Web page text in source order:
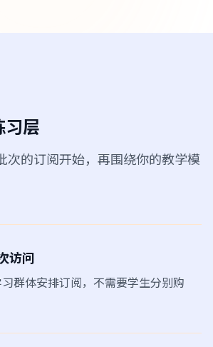
习层
次的订阅开始，再围绕你的教学模
访问
群体安排订阅，不需要学生分别购